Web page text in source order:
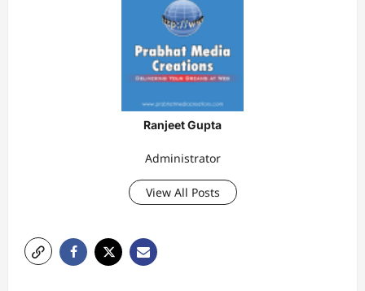
Ranjeet Gupta
Administrator
View All Posts